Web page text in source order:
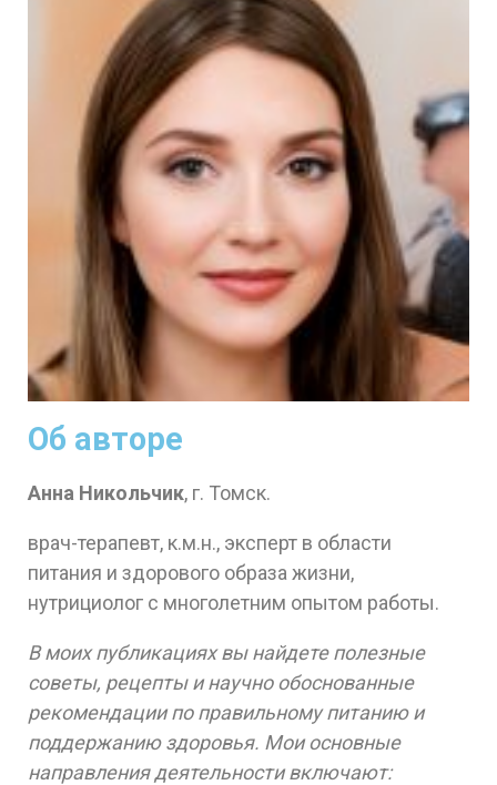
Об авторе
Анна Никольчик, г. Томск.
врач-терапевт, к.м.н., эксперт в области
питания и здорового образа жизни,
нутрициолог с многолетним опытом работы.
В моих публикациях вы найдете полезные
советы, рецепты и научно обоснованные
рекомендации по правильному питанию и
поддержанию здоровья. Мои основные
направления деятельности включают: